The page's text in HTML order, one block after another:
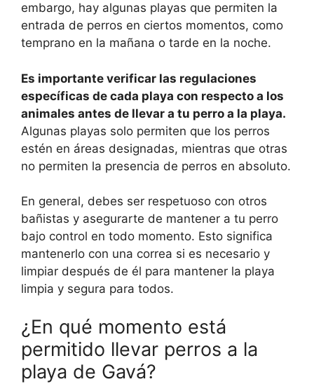
embargo, hay algunas playas que permiten la
entrada de perros en ciertos momentos, como
temprano en la mañana o tarde en la noche.
Es importante verificar las regulaciones
específicas de cada playa con respecto a los
animales antes de llevar a tu perro a la playa.
Algunas playas solo permiten que los perros
estén en áreas designadas, mientras que otras
no permiten la presencia de perros en absoluto.
En general, debes ser respetuoso con otros
bañistas y asegurarte de mantener a tu perro
bajo control en todo momento. Esto significa
mantenerlo con una correa si es necesario y
limpiar después de él para mantener la playa
limpia y segura para todos.
¿En qué momento está
permitido llevar perros a la
playa de Gavá?